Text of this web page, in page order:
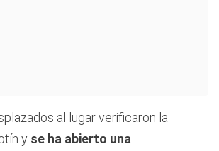
al lugar verificaron la
y se ha abierto una